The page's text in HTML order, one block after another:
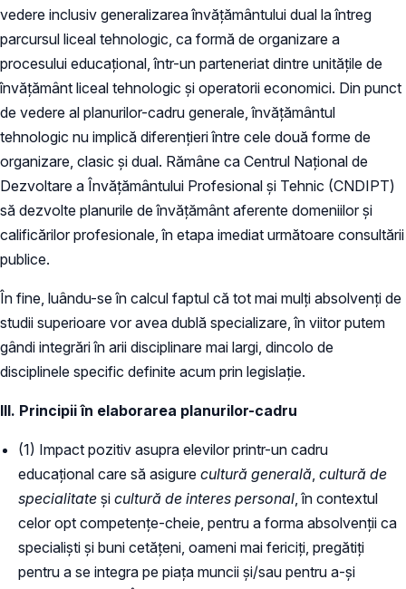
vedere inclusiv generalizarea învățământului dual la întreg
parcursul liceal tehnologic, ca formă de organizare a
procesului educațional, într-un parteneriat dintre unitățile de
învățământ liceal tehnologic și operatorii economici. Din punct
de vedere al planurilor-cadru generale, învățământul
tehnologic nu implică diferențieri între cele două forme de
organizare, clasic și dual. Rămâne ca Centrul Național de
Dezvoltare a Învățământului Profesional și Tehnic (CNDIPT)
să dezvolte planurile de învățământ aferente domeniilor și
calificărilor profesionale, în etapa imediat următoare consultării
publice.
În fine, luându-se în calcul faptul că tot mai mulți absolvenți de
studii superioare vor avea dublă specializare, în viitor putem
gândi integrări în arii disciplinare mai largi, dincolo de
disciplinele specific definite acum prin legislație.
III. Principii în elaborarea planurilor-cadru
(1) Impact pozitiv asupra elevilor printr-un cadru
educațional care să asigure cultură generală cultură de
specialitate și cultură de interes personal , în contextul
celor opt competențe-cheie, pentru a forma absolvenții ca
specialiști și buni cetățeni, oameni mai fericiți, pregătiți
pentru a se integra pe piața muncii și/sau pentru a-și